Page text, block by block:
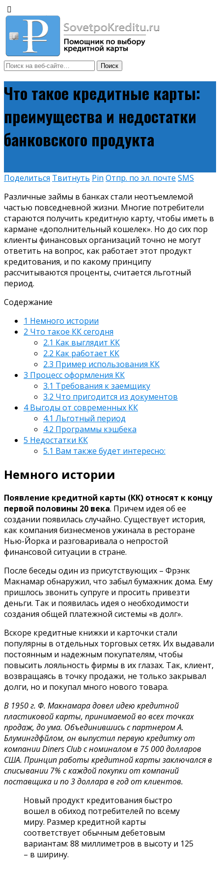
Что такое кредитные карты:
преимущества и недостатки
банковского продукта
Поделиться Твитнуть Pin Отпр. по эл. почте SMS
Различные займы в банках стали неотъемлемой
частью повседневной жизни. Многие потребители
стараются получить кредитную карту, чтобы иметь в
кармане «дополнительный кошелек». Но до сих пор
клиенты финансовых организаций точно не могут
ответить на вопрос, как работает этот продукт
кредитования, и по какому принципу
рассчитываются проценты, считается льготный
период.
Содержание
1 Немного истории
2 Что такое КК сегодня
2.1 Как выглядит КК
2.2 Как работает КК
2.3 Пример использования КК
3 Процесс оформления КК
3.1 Требования к заемщику
3.2 Что пригодится из документов
4Выгоды от современных КК
4.1 Льготный период
4.2 Программы кэшбека
5 Недостатки КК
5.1 Вам также будет интересно:
Немного истории
Появление кредитной карты (КК) относят к концу
первой половины 20 века. Причем идея об ее
создании появилась случайно. Существует история,
как компания бизнесменов ужинала в ресторане
Нью-Йорка и разговаривала о непростой
финансовой ситуации в стране.
После беседы один из присутствующих – Фрэнк
Макнамар обнаружил, что забыл бумажник дома. Ему
пришлось звонить супруге и просить привезти
деньги. Так и появилась идея о необходимости
создания общей платежной системы «в долг».
Вскоре кредитные книжки и карточки стали
популярны в отдельных торговых сетях. Их выдавали
постоянным и надежным покупателям, чтобы
повысить лояльность фирмы в их глазах. Так, клиент,
возвращаясь в точку продажи, не только закрывал
долги, но и покупал много нового товара.
В 1950 г. Ф. Макнамара довел идею кредитной
пластиковой карты, принимаемой во всех точках
продаж, до ума. Объединившись с партнером А.
Блумингдфйлом, он выпустил первую кредитку от
компании Diners Club с номиналом в 75 000 долларов
США. Принцип работы кредитной карты заключался в
списывании 7% с каждой покупки от компаний
поставщика и по 3 доллара в год от клиентов.
Новый продукт кредитования быстро
вошел в обиход потребителей по всему
миру. Размер кредитной карты
соответствует обычным дебетовым
вариантам: 88 миллиметров в высоту и 125
– в ширину.